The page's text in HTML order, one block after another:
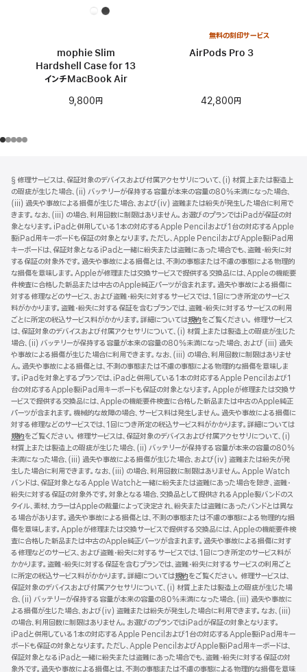
mophie Slim
Hardshell Case for 13
インチMacBook Air
9,800円
無料の刻印サービス
AirPods Pro 3
42,800円
ッ
タ
ー
注
§ 修理サービスは、保証対象のデバイスおよび付属アクセサリについて、(i) 材質上または製造上
の瑕疵が生じた場合、(ii) バッテリーが保持する容量が本来の容量の80%未満になった場合、
(iii) 過失や事故による損傷が生じた場合、および(iv) 盗難または紛失が発生した場合に利用で
きます。なお、(iii) の場合、利用回数に制限はありません。お選びのプランではiPadが保証の対
象となります。iPadと併用している1本の対応するApple Pencilおよび1台の対応するApple
製iPad用キーボードも保証の対象となります。ただし、Apple PencilおよびApple製iPad用
キーボードは、保証対象となるiPadと一緒に紛失または盗難にあった場合でも、盗難・紛失に対
する保証の対象外です。過失や事故による損傷とは、不測の事態または不慮の事態による物理的
な損傷を意味します。Appleが修理または交換サービスで提供する交換品には、Appleの機能要
件検査に合格した新品または中古のApple純正パーツが含まれます。過失や事故による損傷に
対する修理などのサービス、および盗難・紛失に対するサービスでは、1回につき所定のサービス
料がかかります。盗難・紛失に対する保証を含むプランでは、盗難・紛失に対するサービスの利用
ごとに所定の税込サービス料がかかります。詳細については規約（新
規
ウ
イ
ン
ド
ウ
で
開
き
ま
す）
をご覧ください。 修理サービス
は、保証対象のデバイスおよび付属アクセサリについて、(i) 材質上または製造上の瑕疵が生じた
場合、(ii) バッテリーが保持する容量が本来の容量の80%未満になった場合、および (iii) 過失
や事故による損傷が生じた場合に利用できます。なお、(iii) の場合、利用回数に制限はありませ
ん。過失や事故による損傷とは、不測の事態または不慮の事態による物理的な損傷を意味しま
す。iPadを対象とするプランでは、iPadと併用している1本の対応するApple Pencilおよび1
台の対応するApple製iPad用キーボードも保証の対象となります。Appleが修理または交換サ
ービスで提供する交換品には、Appleの機能要件検査に合格した新品または中古のApple純正
パーツが含まれます。機械的な故障の場合、サービス料は発生しません。過失や事故による損傷に
対する修理などのサービスでは、1回につき所定の税込サービス料がかかります。詳細については
規約（新
規
ウ
イ
ン
ド
ウ
で
開
き
ま
す）
をご覧ください。 修理サービスは、保証対象のデバイスおよび付属アクセサリについて、(i)
材質上または製造上の瑕疵が生じた場合、(ii) バッテリーが保持する容量が本来の容量の80%
未満になった場合、(iii) 過失や事故による損傷が生じた場合、および(iv) 盗難または紛失が発
生した場合に利用できます。なお、(iii) の場合、利用回数に制限はありません。Apple Watch
バンドは、保証対象となるApple Watchと一緒に紛失または盗難にあった場合を除き、盗難・
紛失に対する保証の対象外です。対象となる場合、交換品として提供されるApple製バンドのス
タイル、素材、カラーはAppleの裁量によって決定され、紛失または盗難にあったバンドとは異な
る場合があります。過失や事故による損傷とは、不測の事態または不慮の事態による物理的な損
傷を意味します。Appleが修理または交換サービスで提供する交換品には、Appleの機能要件検
査に合格した新品または中古のApple純正パーツが含まれます。過失や事故による損傷に対す
る修理などのサービス、および盗難・紛失に対するサービスでは、1回につき所定のサービス料が
かかります。盗難・紛失に対する保証を含むプランでは、盗難・紛失に対するサービスの利用ごと
に所定の税込サービス料がかかります。詳細については規約（新
規
ウ
イ
ン
ド
ウ
で
開
をご覧ください。 修理サービスは、
保証対象のデバイスおよび付属アクセサリについて、(i) 材質上または製造上の瑕疵が生じた場
合、(ii) バッテリーが保持する容量が本来の容量の80%未満になった場合、(iii) 過失や事故に
よる損傷が生じた場合、および(iv) 盗難または紛失が発生した場合に利用できます。なお、(iii)
の場合、利用回数に制限はありません。お選びのプランではiPadが保証の対象となります。
iPadと併用している1本の対応するApple Pencilおよび1台の対応するApple製iPad用キー
ボードも保証の対象となります。ただし、Apple PencilおよびApple製iPad用キーボードは、
保証対象となるiPadと一緒に紛失または盗難にあった場合でも、盗難・紛失に対する保証の対
象外です。過失や事故による損傷とは、不測の事態または不慮の事態による物理的な損傷を意味